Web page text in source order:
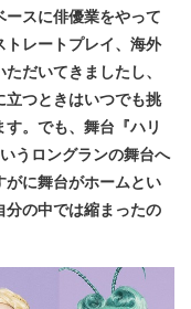
スに俳優業をやって
トレートプレイ、海外
だいてきましたし、
つときはいつでも挑
。でも、舞台『ハリ
うロングランの舞台へ
に舞台がホームとい
分の中では縮まったの